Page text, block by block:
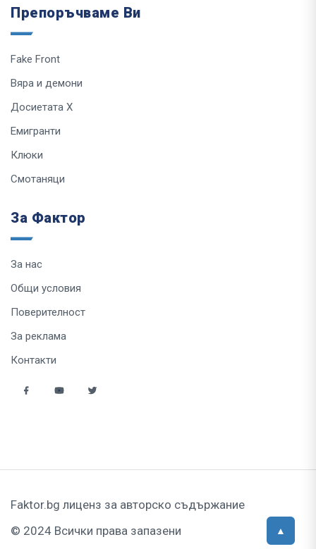
Препоръчваме Ви
Fake Front
Вяра и демони
Досиетата Х
Емигранти
Клюки
Смотаняци
За Фактор
За нас
Общи условия
Поверителност
За реклама
Контакти
Faktor.bg лиценз за авторско съдържание
© 2024 Всички права запазени